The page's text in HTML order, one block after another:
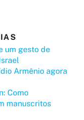
um gesto de
Armênio agora
Como
manuscritos